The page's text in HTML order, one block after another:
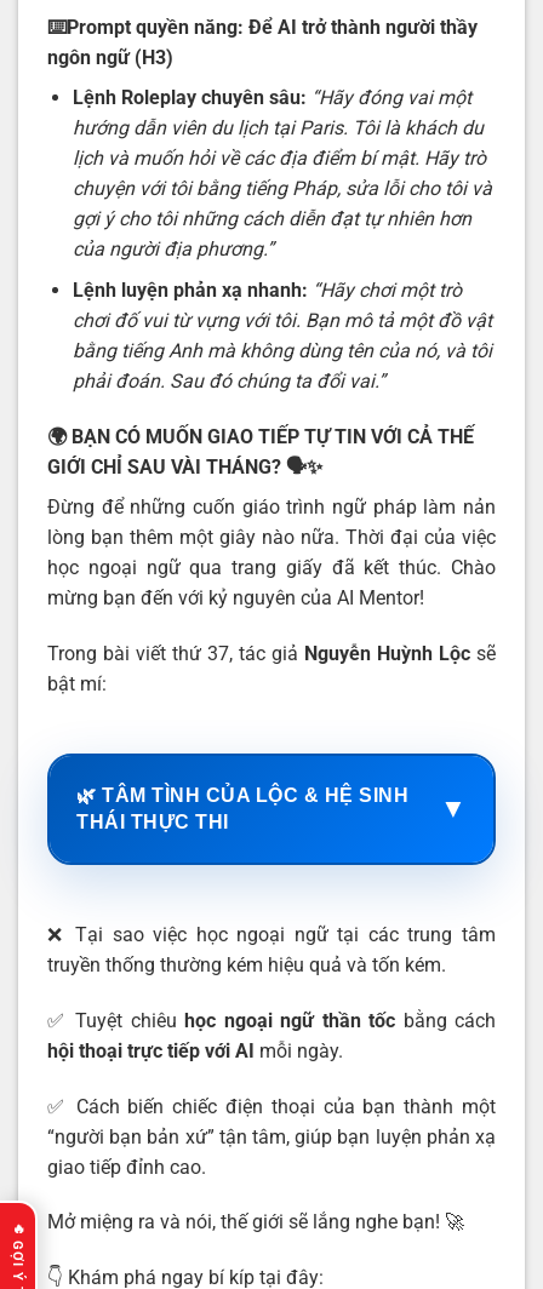
⌨️Prompt quyền năng: Để AI trở thành người thầy
ngôn ngữ (H3)
Lệnh Roleplay chuyên sâu: “Hãy đóng vai một
hướng dẫn viên du lịch tại Paris. Tôi là khách du
lịch và muốn hỏi về các địa điểm bí mật. Hãy trò
chuyện với tôi bằng tiếng Pháp, sửa lỗi cho tôi và
gợi ý cho tôi những cách diễn đạt tự nhiên hơn
của người địa phương.”
Lệnh luyện phản xạ nhanh: “Hãy chơi một trò
chơi đố vui từ vựng với tôi. Bạn mô tả một đồ vật
bằng tiếng Anh mà không dùng tên của nó, và tôi
phải đoán. Sau đó chúng ta đổi vai.”
🌍 BẠN CÓ MUỐN GIAO TIẾP TỰ TIN VỚI CẢ THẾ
GIỚI CHỈ SAU VÀI THÁNG? 🗣️✨
Đừng để những cuốn giáo trình ngữ pháp làm nản
lòng bạn thêm một giây nào nữa. Thời đại của việc
học ngoại ngữ qua trang giấy đã kết thúc. Chào
mừng bạn đến với kỷ nguyên của AI Mentor!
Trong bài viết thứ 37, tác giả Nguyễn Huỳnh Lộc sẽ
bật mí:
🌿 TÂM TÌNH CỦA LỘC & HỆ SINH
THÁI THỰC THI
▼
❌ Tại sao việc học ngoại ngữ tại các trung tâm
truyền thống thường kém hiệu quả và tốn kém.
✅ Tuyệt chiêu học ngoại ngữ thần tốc bằng cách
hội thoại trực tiếp với AI mỗi ngày.
✅ Cách biến chiếc điện thoại của bạn thành một
“người bạn bản xứ” tận tâm, giúp bạn luyện phản xạ
giao tiếp đỉnh cao.
Mở miệng ra và nói, thế giới sẽ lắng nghe bạn! 🚀
👇 Khám phá ngay bí kíp tại đây: